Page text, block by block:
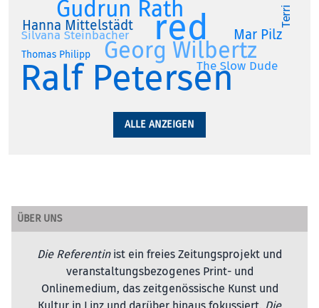
Ralf Petersen
red
Georg Wilbertz
Gudrun Rath
Hanna Mittelstädt
Mar Pilz
Silvana Steinbacher
The Slow Dude
Thomas Philipp
ALLE ANZEIGEN
ÜBER UNS
Die Referentinist ein freies Zeitungsprojekt und
veranstaltungsbezogenes Print- und
Onlinemedium, das zeitgenössische Kunst und